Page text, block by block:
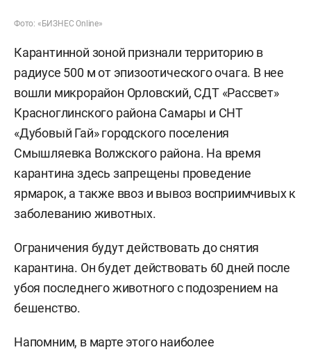
Фото: «БИЗНЕС Online»
Карантинной зоной признали территорию в
радиусе 500 м от эпизоотического очага. В нее
вошли микрорайон Орловский, СДТ «Рассвет»
Красноглинского района Самары и СНТ
«Дубовый Гай» городского поселения
Смышляевка Волжского района. На время
карантина здесь запрещены проведение
ярмарок, а также ввоз и вывоз восприимчивых к
заболеванию животных.
Ограничения будут действовать до снятия
карантина. Он будет действовать 60 дней после
убоя последнего животного с подозрением на
бешенство.
Напомним, в марте этого наиболее